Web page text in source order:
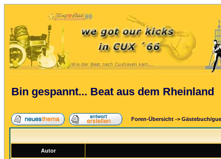
Bin gespannt... Beat aus dem Rheinland
Foren-Übersicht -> Gästebuch/
Autor